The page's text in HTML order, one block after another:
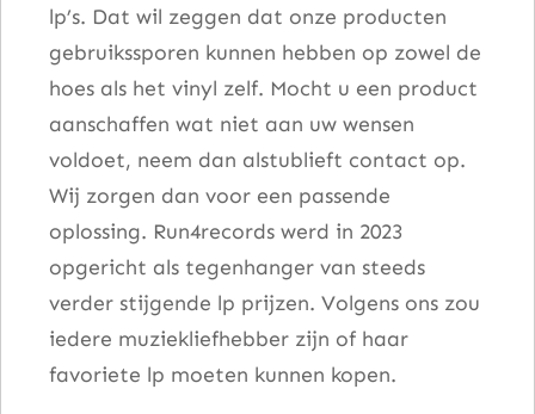
lp’s. Dat wil zeggen dat onze producten
gebruikssporen kunnen hebben op zowel de
hoes als het vinyl zelf. Mocht u een product
aanschaffen wat niet aan uw wensen
voldoet, neem dan alstublieft contact op.
Wij zorgen dan voor een passende
oplossing. Run4records werd in 2023
opgericht als tegenhanger van steeds
verder stijgende lp prijzen. Volgens ons zou
iedere muziekliefhebber zijn of haar
favoriete lp moeten kunnen kopen.